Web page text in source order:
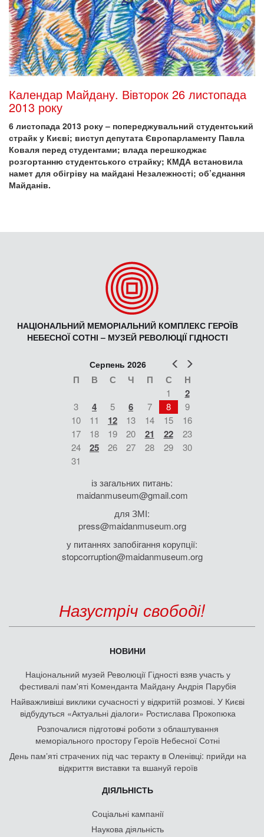
Календар Майдану. Вівторок 26 листопада
2013 року
6 листопада 2013 року – попереджувальний студентський
страйк у Києві; виступ депутата Європарламенту Павла
Коваля перед студентами; влада перешкоджає
розгортанню студентського страйку; КМДА встановила
намет для обігріву на майдані Незалежності; об’єднання
Майданів.
НАЦІОНАЛЬНИЙ МЕМОРІАЛЬНИЙ КОМПЛЕКС ГЕРОЇВ
НЕБЕСНОЇ СОТНІ – МУЗЕЙ РЕВОЛЮЦІЇ ГІДНОСТІ
Попер
Серпень 2026
П В С Ч П С Н
1 2
3 4 5 6 7 8
9
10
11 12 13 14 15
16
17
18 19 20 21 22
23
24
25 26 27 28 29
30
31
із загальних питань:
maidanmuseum@gmail.com
для ЗМІ:
press@maidanmuseum.org
у питаннях запобігання корупції:
stopcorruption@maidanmuseum.org
Назустріч свободі!
НОВИНИ
Національний музей Революції Гідності взяв участь у
фестивалі пам'яті Коменданта Майдану Андрія Парубія
Найважливіші виклики сучасності у відкритій розмові. У Києві
відбудуться «Актуальні діалоги» Ростислава Прокопюка
Розпочалися підготовчі роботи з облаштування
меморіального простору Героїв Небесної Сотні
День памʼяті страчених під час теракту в Оленівці: прийди на
відкриття виставки та вшануй героїв
ДІЯЛЬНІСТЬ
Соціальні кампанії
Наукова діяльність